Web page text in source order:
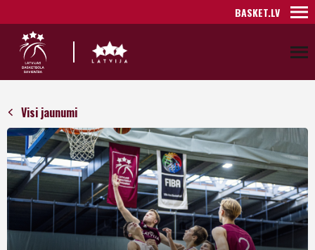
BASKET.LV
Visi jaunumi